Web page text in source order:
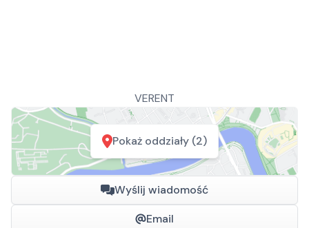
VERENT
Pokaż oddziały (2)
Wyślij wiadomość
Email